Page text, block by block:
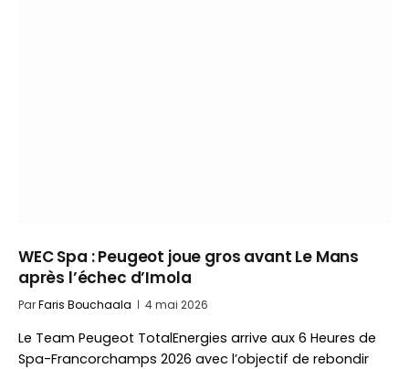
WEC Spa : Peugeot joue gros avant Le Mans
après l’échec d’Imola
ParFaris Bouchaala 4 mai 2026
Le Team Peugeot TotalEnergies arrive aux 6 Heures de
Spa-Francorchamps 2026 avec l’objectif de rebondir